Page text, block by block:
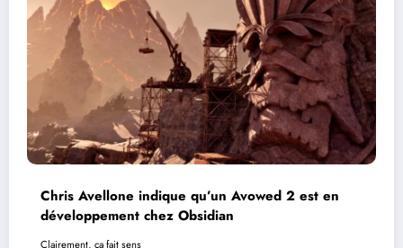
Chris Avellone indique qu’un Avowed 2 est en
développement chez Obsidian
Clairement, ça fait sens